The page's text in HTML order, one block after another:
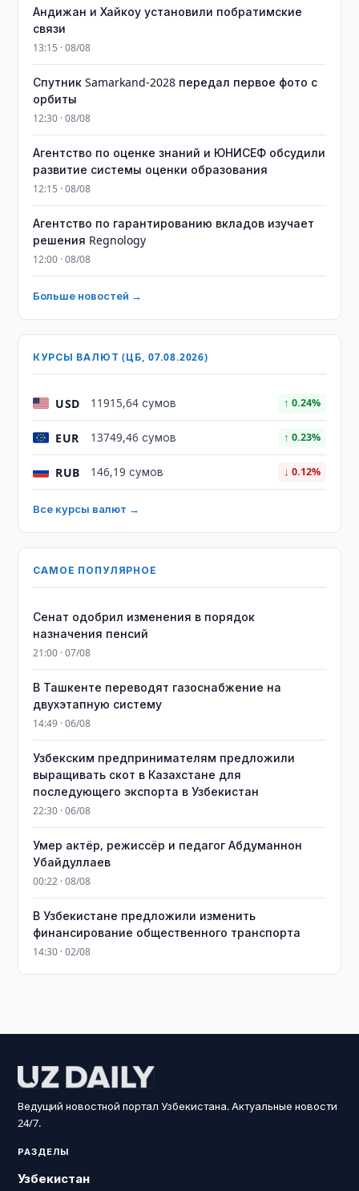
Андижан и Хайкоу установили побратимские
связи
13:15 · 08/08
Спутник Samarkand-2028 передал первое фото с
орбиты
12:30 · 08/08
Агентство по оценке знаний и ЮНИСЕФ обсудили
развитие системы оценки образования
12:15 · 08/08
Агентство по гарантированию вкладов изучает
решения Regnology
12:00 · 08/08
Больше новостей →
КУРСЫ ВАЛЮТ (ЦБ, 07.08.2026)
USD 11915,64 сумов ↑ 0.24%
EUR 13749,46 сумов ↑ 0.23%
RUB 146,19 сумов ↓ 0.12%
Все курсы валют →
САМОЕ ПОПУЛЯРНОЕ
Сенат одобрил изменения в порядок
назначения пенсий
21:00 · 07/08
В Ташкенте переводят газоснабжение на
двухэтапную систему
14:49 · 06/08
Узбекским предпринимателям предложили
выращивать скот в Казахстане для
последующего экспорта в Узбекистан
22:30 · 06/08
Умер актёр, режиссёр и педагог Абдуманнон
Убайдуллаев
00:22 · 08/08
В Узбекистане предложили изменить
финансирование общественного транспорта
14:30 · 02/08
Ведущий новостной портал Узбекистана. Актуальные новости
24/7.
РАЗДЕЛЫ
Узбекистан